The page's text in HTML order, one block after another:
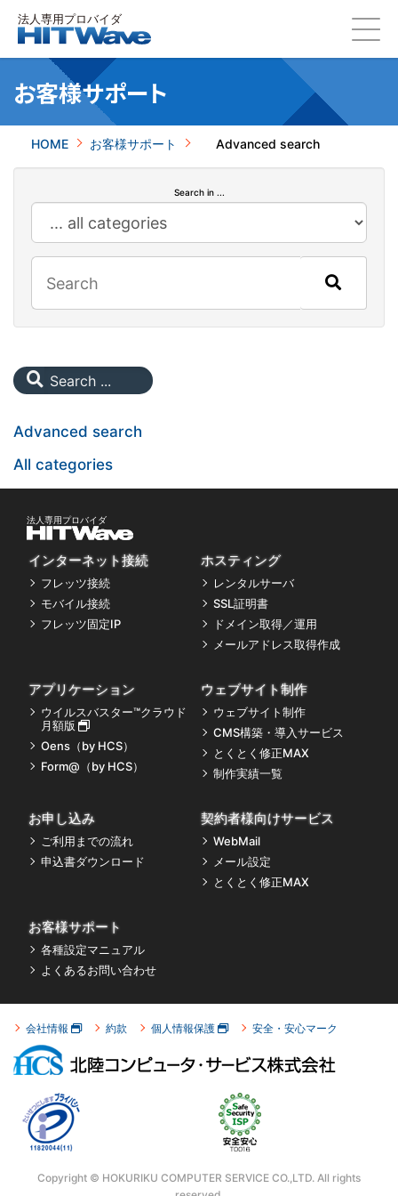
お客様サポート
HOME お客様サポート Advanced search
Search in ...
Advanced search
All categories
インターネット接続
フレッツ接続
モバイル接続
フレッツ固定IP
ホスティング
レンタルサーバ
SSL証明書
ドメイン取得／運用
メールアドレス取得作成
アプリケーション
ウイルスバスター™クラウド
月額版
Oens（by HCS）
Form@（by HCS）
ウェブサイト制作
ウェブサイト制作
CMS構築・導入サービス
とくとく修正MAX
制作実績一覧
お申し込み
ご利用までの流れ
申込書ダウンロード
契約者様向けサービス
WebMail
メール設定
とくとく修正MAX
お客様サポート
各種設定マニュアル
よくあるお問い合わせ
会社情報 約款 個人情報保護 安全・安心マーク
Copyright © HOKURIKU COMPUTER SERVICE CO.,LTD. All rights